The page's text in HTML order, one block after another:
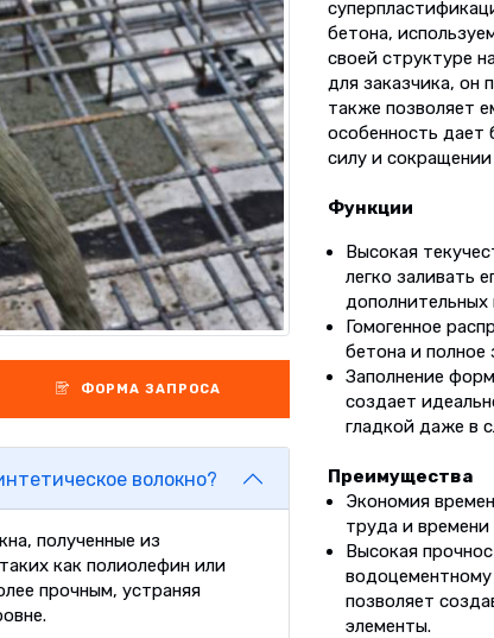
ФОРМА ЗАПРОСА
волокно?
полученные из
как полиолефин или
прочным, устраняя
бетона,
своей структуре
для заказчика, он
также позволяет
особенность дает
силу и
Функции
Высокая
легко заливать
дополнительных
Гомогенное
бетона и полное
Заполнение
создает
гладкой даже в
Преимущества
Экономия
труда и
Высокая
позволяет
элементы.